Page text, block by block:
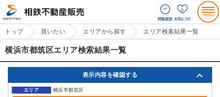
0
トップ 買いたい エリアから探す エリア検索結果一覧
横浜市都筑区エリア検索結果一覧
表示内容を確認する
エリア 横浜市都筑区